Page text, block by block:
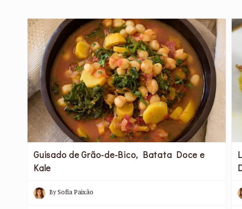
Guisado de Grão-de-Bico, Batata Doce e
Kale
BySofia Paixão